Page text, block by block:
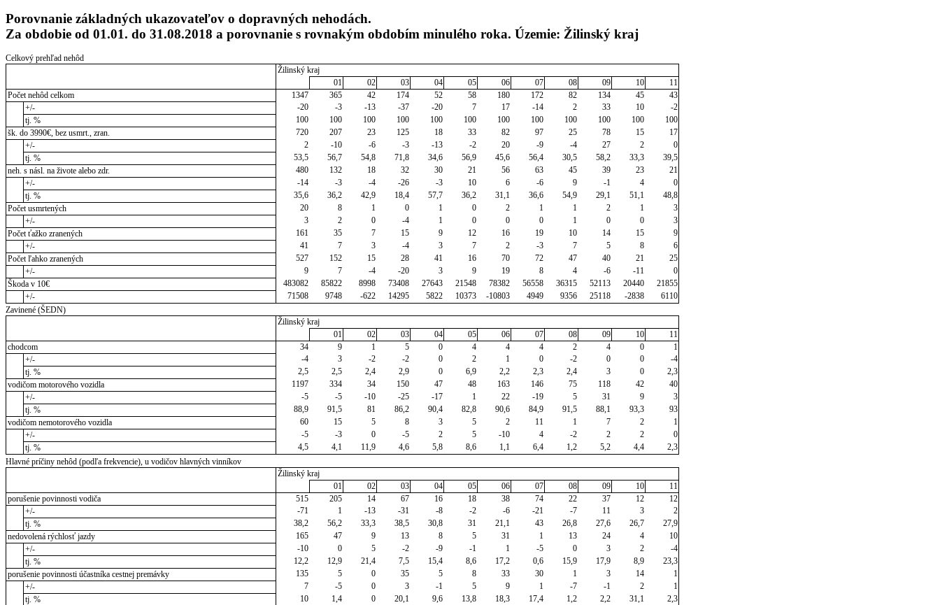
Porovnanie základných ukazovateľov o dopravných nehodách.
Za obdobie od 01.01. do 31.08.2018 a porovnanie s rovnakým obdobím minulého roka. Územie: Žilinský kraj
Celkový prehľad nehôd
Žilinský kraj
01
02 03 04 05 06 07 08 09 10
11
Počet nehôd celkom
1347 365 42 174 52 58 180 172 82 134 45
43
+/-
-20 -3 -13 -37 -20 7 17 -14 2 33 10
-2
tj. %
100 100 100 100 100 100 100 100 100 100 100
100
šk. do 3990€, bez usmrt., zran.
720 207 23 125 18 33 82 97 25 78 15
17
+/-
2 -10 -6 -3 -13 -2 20 -9 -4 27 2
0
tj. %
53,5 56,7 54,8 71,8 34,6 56,9 45,6 56,4 30,5 58,2 33,3
39,5
neh. s násl. na živote alebo zdr.
480 132 18 32 30 21 56 63 45 39 23
21
+/-
-14 -3 -4 -26 -3 10 6 -6 9 -1 4
0
tj. %
35,6 36,2 42,9 18,4 57,7 36,2 31,1 36,6 54,9 29,1 51,1
48,8
Počet usmrtených
20 8 1 0 1 0 2 1 1 2 1
3
+/-
3 2 0 -4 1 0 0 0 1 0 0
3
Počet ťažko zranených
161 35 7 15 9 12 16 19 10 14 15
9
+/-
41 7 3 -4 3 7 2 -3 7 5 8
6
Počet ľahko zranených
527 152 15 28 41 16 70 72 47 40 21
25
+/-
9 7 -4 -20 3 9 19 8 4 -6 -11
0
Škoda v 10€
483082 85822 8998 73408 27643 21548 78382 56558 36315 52113 20440
21855
+/-
71508 9748 -622 14295 5822 10373 -10803 4949 9356 25118 -2838
6110
Zavinené (ŠEDN)
Žilinský kraj
01
02 03 04 05 06 07 08 09 10
11
chodcom
34 9 1 5 0 4 4 4 2 4 0
1
+/-
-4 3 -2 -2 0 2 1 0 -2 0 0
-4
tj. %
2,5 2,5 2,4 2,9 0 6,9 2,2 2,3 2,4 3 0
2,3
vodičom motorového vozidla
1197 334 34 150 47 48 163 146 75 118 42
40
+/-
-5 -5 -10 -25 -17 1 22 -19 5 31 9
3
tj. %
88,9 91,5 81 86,2 90,4 82,8 90,6 84,9 91,5 88,1 93,3
93
vodičom nemotorového vozidla
60 15 5 8 3 5 2 11 1 7 2
1
+/-
-5 -3 0 -5 2 5 -10 4 -2 2 2
0
tj. %
4,5 4,1 11,9 4,6 5,8 8,6 1,1 6,4 1,2 5,2 4,4
2,3
Hlavné príčiny nehôd (podľa frekvencie), u vodičov hlavných vinníkov
Žilinský kraj
01
02 03 04 05 06 07 08 09 10
11
porušenie povinnosti vodiča
515 205 14 67 16 18 38 74 22 37 12
12
+/-
-71 1 -13 -31 -8 -2 -6 -21 -7 11 3
2
tj. %
38,2 56,2 33,3 38,5 30,8 31 21,1 43 26,8 27,6 26,7
27,9
nedovolená rýchlosť jazdy
165 47 9 13 8 5 31 1 13 24 4
10
+/-
-10 0 5 -2 -9 -1 1 -5 0 3 2
-4
tj. %
12,2 12,9 21,4 7,5 15,4 8,6 17,2 0,6 15,9 17,9 8,9
23,3
porušenie povinnosti účastníka cestnej premávky
135 5 0 35 5 8 33 30 1 3 14
1
+/-
7 -5 0 3 -1 5 9 1 -7 -1 2
1
tj. %
10 1,4 0 20,1 9,6 13,8 18,3 17,4 1,2 2,2 31,1
2,3